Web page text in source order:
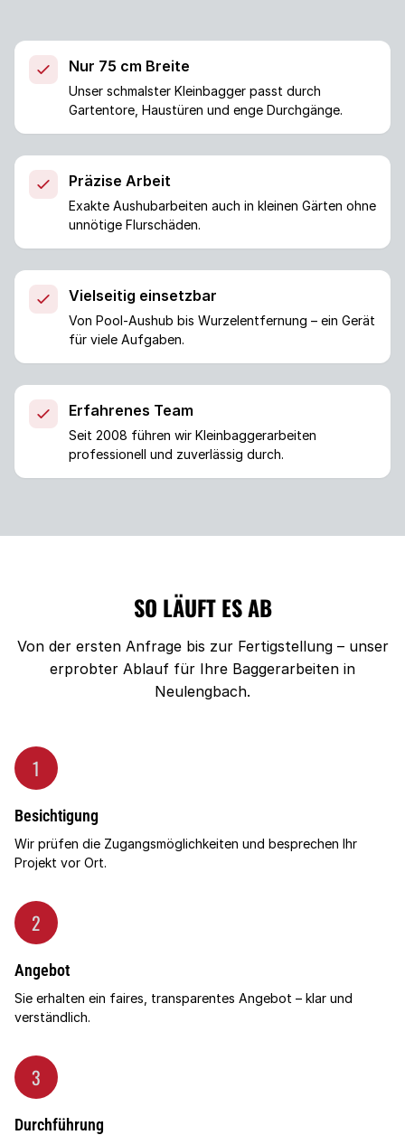
Nur 75 cm Breite
Unser schmalster Kleinbagger passt durch
Gartentore, Haustüren und enge Durchgänge.
Präzise Arbeit
Exakte Aushubarbeiten auch in kleinen Gärten ohne
unnötige Flurschäden.
Vielseitig einsetzbar
Von Pool-Aushub bis Wurzelentfernung – ein Gerät
für viele Aufgaben.
Erfahrenes Team
Seit 2008 führen wir Kleinbaggerarbeiten
professionell und zuverlässig durch.
SO LÄUFT ES AB
Von der ersten Anfrage bis zur Fertigstellung – unser
erprobter Ablauf für Ihre Baggerarbeiten in
Neulengbach.
1
Besichtigung
Wir prüfen die Zugangsmöglichkeiten und besprechen Ihr
Projekt vor Ort.
2
Angebot
Sie erhalten ein faires, transparentes Angebot – klar und
verständlich.
3
Durchführung